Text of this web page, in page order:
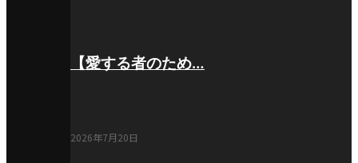
【愛する者のため…
2026年7月20日